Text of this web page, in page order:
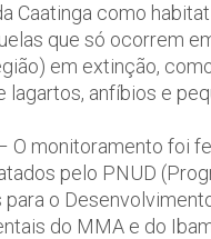
Caatinga como
que só ocorrem
em extinção,
lagartos, anfíbios e
O monitoramento foi
pelo PNUD
para o
do MMA e do